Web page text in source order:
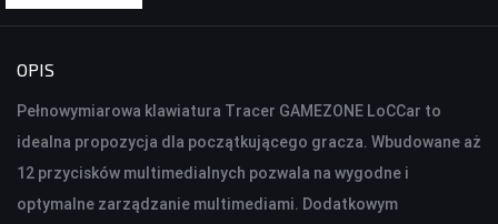
GAMEPADY
AKCESORIA DO NOTEBOOKA
OPIS
Pełnowymiarowa klawiatura Tracer GAMEZONE LoCCar to
idealna propozycja dla początkującego gracza. Wbudowane aż
12 przycisków multimedialnych pozwala na wygodne i
optymalne zarządzanie multimediami. Dodatkowym